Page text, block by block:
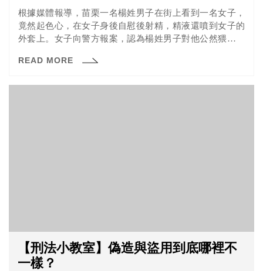
根據媒體報導，苗栗一名楊姓男子在街上看到一名女子，
竟然起色心，在女子身後自慰後射精，精液還噴到女子的
外套上。女子向警方報案，認為楊姓男子對他公然猥褻，
論這個外套經過多少次的洗滌，都不可能再穿。
READ MORE
【刑法小教室】偽造與盜用到底哪裡不
一樣？